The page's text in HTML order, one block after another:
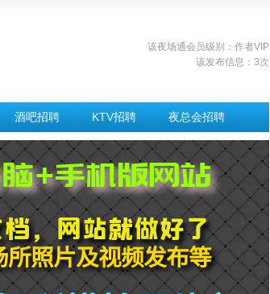
该夜场通会员级别：作者VIP
该发布信息：3次
酒吧招聘 KTV招聘 夜总会招聘